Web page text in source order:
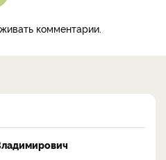
комментарии.